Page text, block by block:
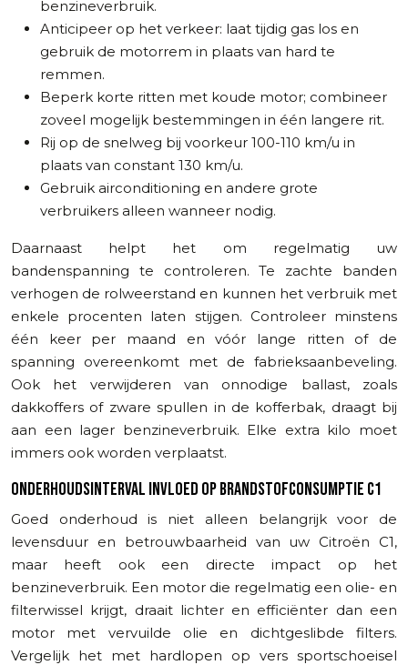
benzineverbruik.
Anticipeer op het verkeer: laat tijdig gas los en
gebruik de motorrem in plaats van hard te
remmen.
Beperk korte ritten met koude motor; combineer
zoveel mogelijk bestemmingen in één langere rit.
Rij op de snelweg bij voorkeur 100-110 km/u in
plaats van constant 130 km/u.
Gebruik airconditioning en andere grote
verbruikers alleen wanneer nodig.
Daarnaast helpt het om regelmatig uw
bandenspanning te controleren. Te zachte banden
verhogen de rolweerstand en kunnen het verbruik met
enkele procenten laten stijgen. Controleer minstens
één keer per maand en vóór lange ritten of de
spanning overeenkomt met de fabrieksaanbeveling.
Ook het verwijderen van onnodige ballast, zoals
dakkoffers of zware spullen in de kofferbak, draagt bij
aan een lager benzineverbruik. Elke extra kilo moet
immers ook worden verplaatst.
ONDERHOUDSINTERVAL INVLOED OP BRANDSTOFCONSUMPTIE C1
Goed onderhoud is niet alleen belangrijk voor de
levensduur en betrouwbaarheid van uw Citroën C1,
maar heeft ook een directe impact op het
benzineverbruik. Een motor die regelmatig een olie- en
filterwissel krijgt, draait lichter en efficiënter dan een
motor met vervuilde olie en dichtgeslibde filters.
Vergelijk het met hardlopen op vers sportschoeisel